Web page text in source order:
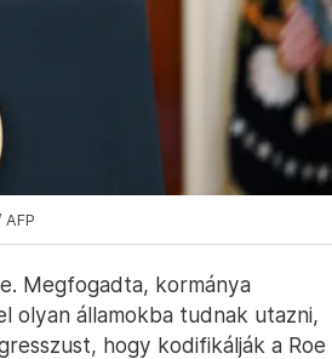
Megfogadta, kormánya
olyan államokba tudnak utazni,
hogy kodifikálják a Roe